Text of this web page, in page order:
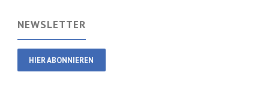
NEWSLETTER
HIER ABONNIEREN